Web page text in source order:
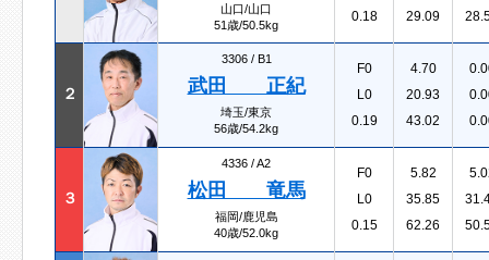
山口/山口
51歳/50.5kg
0.18
29.09
２
3306 / B1
武田 正紀
埼玉/東京
56歳/54.2kg
F0
L0
0.19
4.70
20.93
43.02
３
4336 /A2
松田 竜馬
福岡/鹿児島
40歳/52.0kg
F0
L0
0.15
5.82
35.85
62.26